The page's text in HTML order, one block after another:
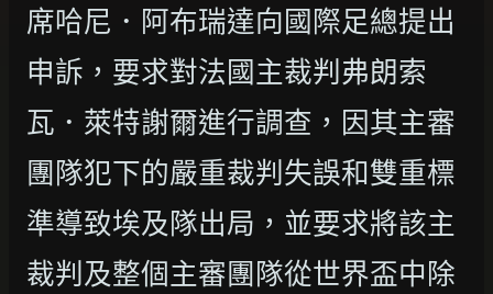
席哈尼．阿布瑞達向國際足總提出
申訴，要求對法國主裁判弗朗索
瓦．萊特謝爾進行調查，因其主審
團隊犯下的嚴重裁判失誤和雙重標
準導致埃及隊出局，並要求將該主
裁判及整個主審團隊從世界盃中除